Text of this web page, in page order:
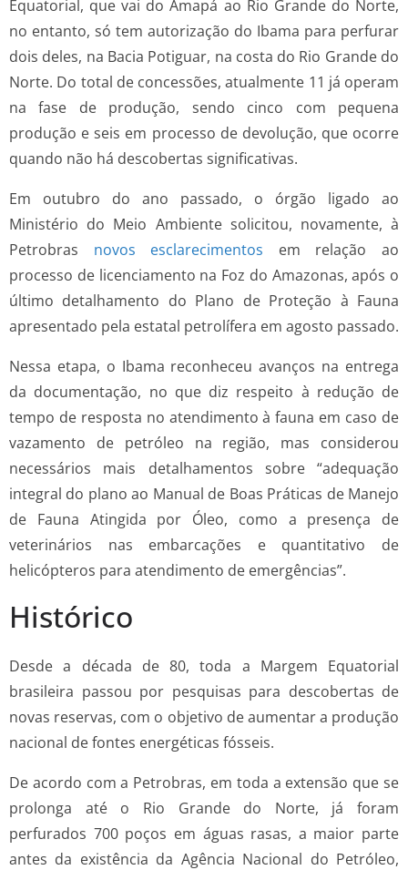
Equatorial, que vai do Amapá ao Rio Grande do Norte,
no entanto, só tem autorização do Ibama para perfurar
dois deles, na Bacia Potiguar, na costa do Rio Grande do
Norte. Do total de concessões, atualmente 11 já operam
na fase de produção, sendo cinco com pequena
produção e seis em processo de devolução, que ocorre
quando não há descobertas significativas.
Em outubro do ano passado, o órgão ligado ao
Ministério do Meio Ambiente solicitou, novamente, à
Petrobras novos esclarecimentos em relação ao
processo de licenciamento na Foz do Amazonas, após o
último detalhamento do Plano de Proteção à Fauna
apresentado pela estatal petrolífera em agosto passado.
Nessa etapa, o Ibama reconheceu avanços na entrega
da documentação, no que diz respeito à redução de
tempo de resposta no atendimento à fauna em caso de
vazamento de petróleo na região, mas considerou
necessários mais detalhamentos sobre “adequação
integral do plano ao Manual de Boas Práticas de Manejo
de Fauna Atingida por Óleo, como a presença de
veterinários nas embarcações e quantitativo de
helicópteros para atendimento de emergências”.
Histórico
Desde a década de 80, toda a Margem Equatorial
brasileira passou por pesquisas para descobertas de
novas reservas, com o objetivo de aumentar a produção
nacional de fontes energéticas fósseis.
De acordo com a Petrobras, em toda a extensão que se
prolonga até o Rio Grande do Norte, já foram
perfurados 700 poços em águas rasas, a maior parte
antes da existência da Agência Nacional do Petróleo,